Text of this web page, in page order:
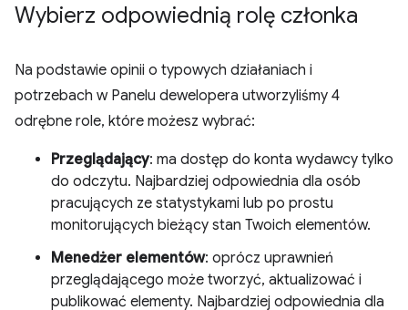
Wybierz odpowiednią rolę członka
Na podstawie opinii o typowych działaniach i
potrzebach w Panelu dewelopera utworzyliśmy 4
odrębne role, które możesz wybrać:
Przeglądający: ma dostęp do konta wydawcy tylko
do odczytu. Najbardziej odpowiednia dla osób
pracujących ze statystykami lub po prostu
monitorujących bieżący stan Twoich elementów.
Menedżer elementów: oprócz uprawnień
przeglądającego może tworzyć, aktualizować i
publikować elementy. Najbardziej odpowiednia dla